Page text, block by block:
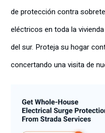
de protección contra
eléctricos en toda la
del sur. Proteja su hogar
concertando una visita de